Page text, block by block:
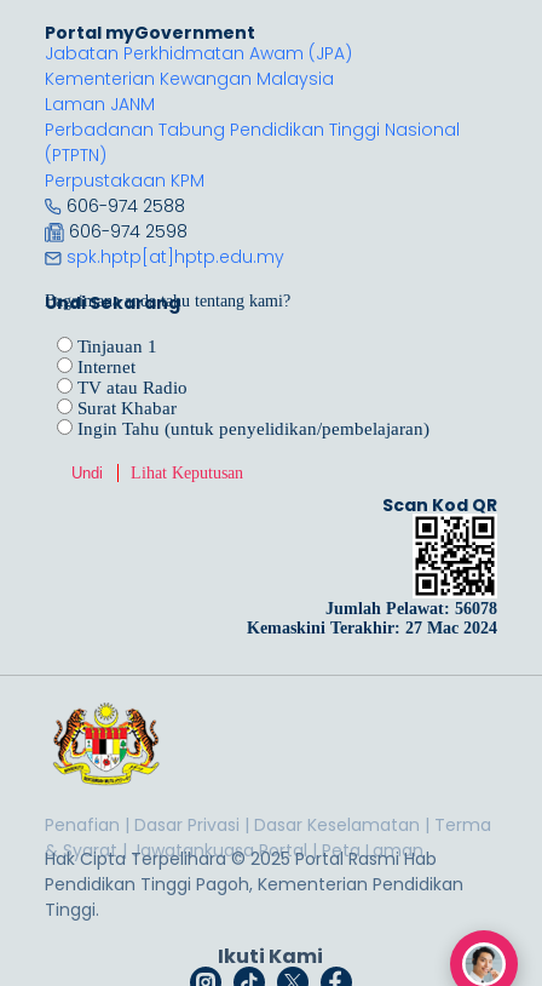
Portal myGovernment
Jabatan Perkhidmatan Awam (JPA)
Kementerian Kewangan Malaysia
Laman JANM
Perbadanan Tabung Pendidikan Tinggi Nasional
(PTPTN)
Perpustakaan KPM
606-974 2588
606-974 2598
spk.hptp[at]hptp.edu.my
Undi Sekarang
Bagaimana anda tahu tentang kami?
Tinjauan 1
Internet
TV atau Radio
Surat Khabar
Ingin Tahu (untuk penyelidikan/pembelajaran)
Lihat Keputusan
Scan Kod QR
Jumlah Pelawat:56078
Kemaskini Terakhir: 27 Mac 2024
Penafian | Dasar Privasi | Dasar Keselamatan | Terma
& Syarat| Jawatankuasa Portal|Peta Laman
Hak Cipta Terpelihara © 2025 Portal Rasmi Hab
Pendidikan Tinggi Pagoh, Kementerian Pendidikan
Tinggi.
Ikuti Kami